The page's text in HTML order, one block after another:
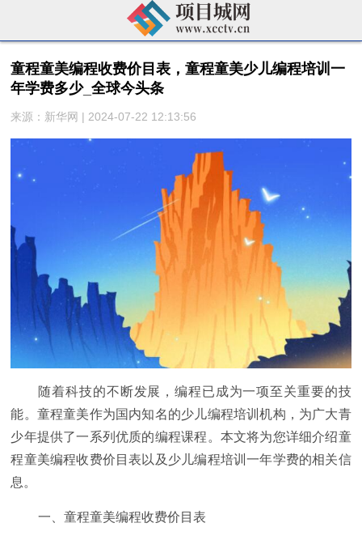
童程童美编程收费价目表，童程童美少儿编程培训一
年学费多少_全球今头条
来源：新华网 | 2024-07-22 12:13:56
随着科技的不断发展，编程已成为一项至关重要的技
能。童程童美作为国内知名的少儿编程培训机构，为广大青
少年提供了一系列优质的编程课程。本文将为您详细介绍童
程童美编程收费价目表以及少儿编程培训一年学费的相关信
息。
一、童程童美编程收费价目表